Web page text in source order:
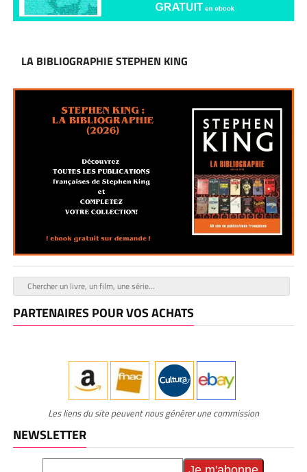
LA BIBLIOGRAPHIE STEPHEN KING
PARTENAIRES POUR VOS ACHATS
Les liens du site peuvent nous générer une commission
NEWSLETTER